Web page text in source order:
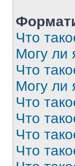
Что
Могу ли
Что
Могу ли
Что
Что
Что
Что